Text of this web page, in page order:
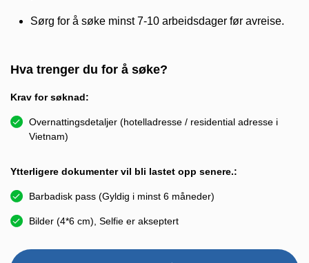
Sørg for å søke minst 7-10 arbeidsdager før avreise.
Hva trenger du for å søke?
Krav for søknad:
Overnattingsdetaljer (hotelladresse / residential adresse i
Vietnam)
Ytterligere dokumenter vil bli lastet opp senere.:
Barbadisk pass (Gyldig i minst 6 måneder)
Bilder (4*6 cm), Selfie er akseptert